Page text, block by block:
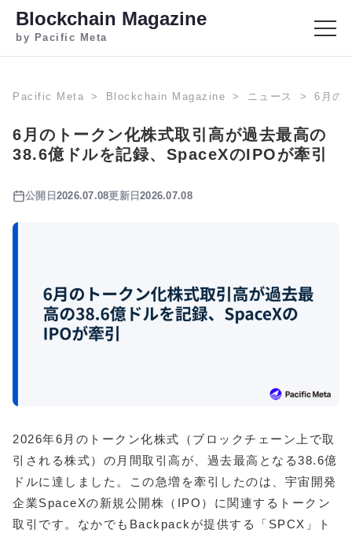
Blockchain Magazine
by Pacific Meta
Pacific Meta Blockchain Magazine ニュース 6月の
6月のトークン化株式取引高が過去最高の
38.6億ドルを記録、SpaceXのIPOが牽引
公開日 2026.07.08更新日2026.07.08
2026年6月のトークン化株式（ブロックチェーン上で取
引される株式）の月間取引高が、過去最高となる38.6億
ドルに達しました。この急増を牽引したのは、宇宙開発
企業SpaceXの新規公開株（IPO）に関連するトークン
取引です。なかでもBackpackが提供する「SPCX」ト